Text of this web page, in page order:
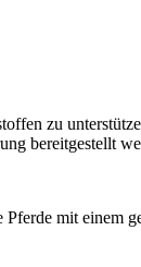
zu
bereitgestellt
mit einem